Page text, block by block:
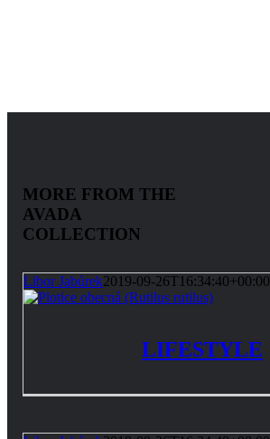
MORE FROM THE
AVADA
COLLECTION
Libor Jabůrek2019-09-26T16:34:40+00:00
LIFESTYLE